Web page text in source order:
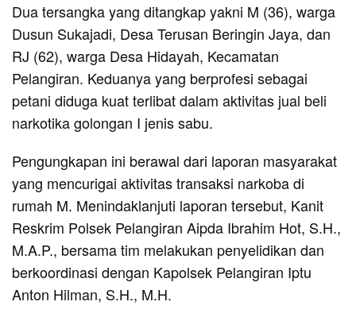
Dua tersangka yang ditangkap yakni M (36), warga
Dusun Sukajadi, Desa Terusan Beringin Jaya, dan
RJ (62), warga Desa Hidayah, Kecamatan
Pelangiran. Keduanya yang berprofesi sebagai
petani diduga kuat terlibat dalam aktivitas jual beli
narkotika golongan I jenis sabu.
Pengungkapan ini berawal dari laporan masyarakat
yang mencurigai aktivitas transaksi narkoba di
rumah M. Menindaklanjuti laporan tersebut, Kanit
Reskrim Polsek Pelangiran Aipda Ibrahim Hot, S.H.,
M.A.P., bersama tim melakukan penyelidikan dan
berkoordinasi dengan Kapolsek Pelangiran Iptu
Anton Hilman, S.H., M.H.